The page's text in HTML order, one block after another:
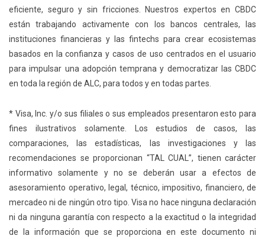
eficiente, seguro y sin fricciones. Nuestros expertos en CBDC
están trabajando activamente con los bancos centrales, las
instituciones financieras y las fintechs para crear ecosistemas
basados en la confianza y casos de uso centrados en el usuario
para impulsar una adopción temprana y democratizar las CBDC
en toda la región de ALC, para todos y en todas partes.
* Visa, Inc. y/o sus filiales o sus empleados presentaron esto para
fines ilustrativos solamente. Los estudios de casos, las
comparaciones, las estadísticas, las investigaciones y las
recomendaciones se proporcionan “TAL CUAL”, tienen carácter
informativo solamente y no se deberán usar a efectos de
asesoramiento operativo, legal, técnico, impositivo, financiero, de
mercadeo ni de ningún otro tipo. Visa no hace ninguna declaración
ni da ninguna garantía con respecto a la exactitud o la integridad
de la información que se proporciona en este documento ni